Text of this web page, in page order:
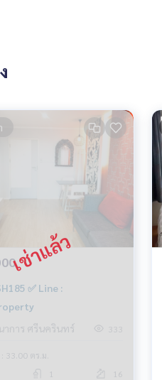
✅ Line :
การ ศรีนครินทร์
33.00 ตร.ม.
16